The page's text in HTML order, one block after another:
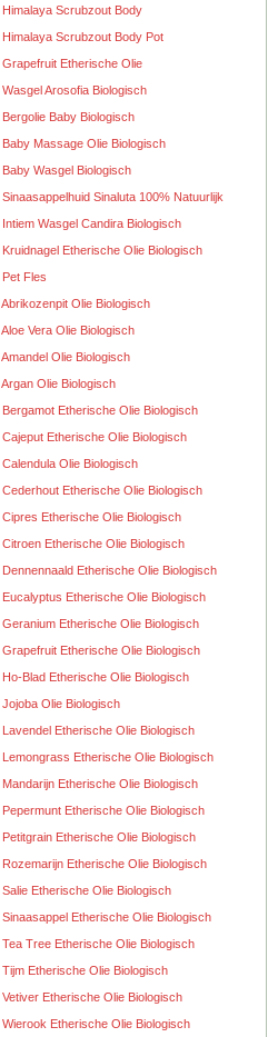
Himalaya Scrubzout Body
Himalaya Scrubzout Body Pot
Grapefruit Etherische Olie
Wasgel Arosofia Biologisch
Bergolie Baby Biologisch
Baby Massage Olie Biologisch
Baby Wasgel Biologisch
Sinaasappelhuid Sinaluta 100% Natuurlijk
Intiem Wasgel Candira Biologisch
Kruidnagel Etherische Olie Biologisch
Pet Fles
Abrikozenpit Olie Biologisch
Aloe Vera Olie Biologisch
Amandel Olie Biologisch
Argan Olie Biologisch
Bergamot Etherische Olie Biologisch
Cajeput Etherische Olie Biologisch
Calendula Olie Biologisch
Cederhout Etherische Olie Biologisch
Cipres Etherische Olie Biologisch
Citroen Etherische Olie Biologisch
Dennennaald Etherische Olie Biologisch
Eucalyptus Etherische Olie Biologisch
Geranium Etherische Olie Biologisch
Grapefruit Etherische Olie Biologisch
Ho-Blad Etherische Olie Biologisch
Jojoba Olie Biologisch
Lavendel Etherische Olie Biologisch
Lemongrass Etherische Olie Biologisch
Mandarijn Etherische Olie Biologisch
Pepermunt Etherische Olie Biologisch
Petitgrain Etherische Olie Biologisch
Rozemarijn Etherische Olie Biologisch
Salie Etherische Olie Biologisch
Sinaasappel Etherische Olie Biologisch
Tea Tree Etherische Olie Biologisch
Tijm Etherische Olie Biologisch
Vetiver Etherische Olie Biologisch
Wierook Etherische Olie Biologisch